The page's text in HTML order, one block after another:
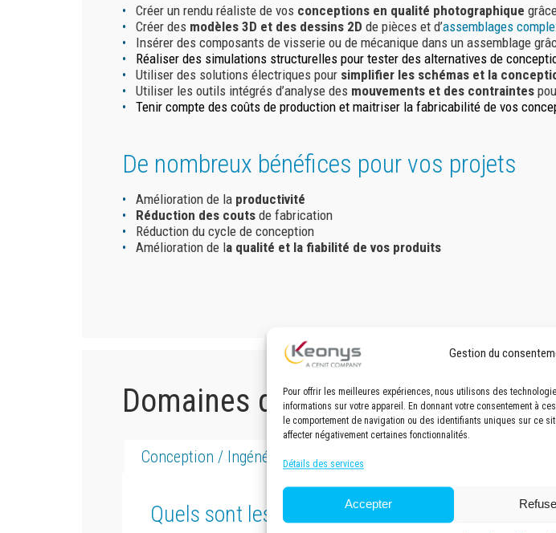
Gestion du
Pour offrir les meilleures expériences, nous utilisons des
informations sur votre appareil. En donnant votre consentement à
le comportement de navigation ou des identifiants uniques sur ce
affecter négativement certaines fonctionnalités.
Détails des services
Accepter
Créer un rendu réaliste de vos conceptions en qualité photographique
Créer des modèles 3D et des dessins 2D de pièces et d’assemblages
Insérer des composants de visserie ou de mécanique dans un assemblage
Réaliser des simulations structurelles pour tester des alternatives de
Utiliser des solutions électriques pour simplifier les schémas et la
Utiliser les outils intégrés d’analyse des mouvements et des contraintes
Tenir compte des coûts de production et maitriser la fabricabilité de vos
De nombreux bénéfices pour vos projets
Amélioration de la productivité
Réduction des couts de fabrication
Réduction du cycle de conception
Amélioration de la qualité et la fiabilité de vos produits
Domaines d’utilisation
Conception / Ingénérie Manufacturing / Production
Quels sont les avantages de SOLIDWORKS